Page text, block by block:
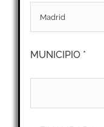
MUNICIPIO *